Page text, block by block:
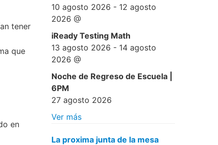
tener
que
en
10 agosto 2026 - 12 agosto
2026 @
iReady Testing Math
13 agosto 2026 - 14 agosto
2026 @
Noche de Regreso de Escuela |
6PM
27 agosto 2026
Ver más
La proxima junta de la mesa